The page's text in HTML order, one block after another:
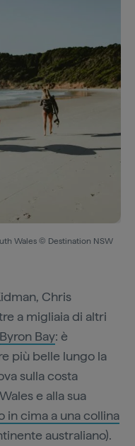
Wales © Destination NSW
Chris
a migliaia di altri
Byron Bay: è
più belle lungo la
sulla costa
e alla sua
in cima a una collina
australiano).